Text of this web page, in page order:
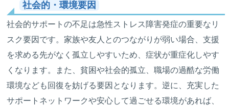
社会的・環境要因
社会的サポートの不足は急性ストレス障害発症の重要なリ
スク要因です。家族や友人とのつながりが弱い場合、支援
を求める先がなく孤立しやすいため、症状が重症化しやす
くなります。また、貧困や社会的孤立、職場の過酷な労働
環境なども回復を妨げる要因となります。逆に、充実した
サポートネットワークや安心して過ごせる環境があれば、